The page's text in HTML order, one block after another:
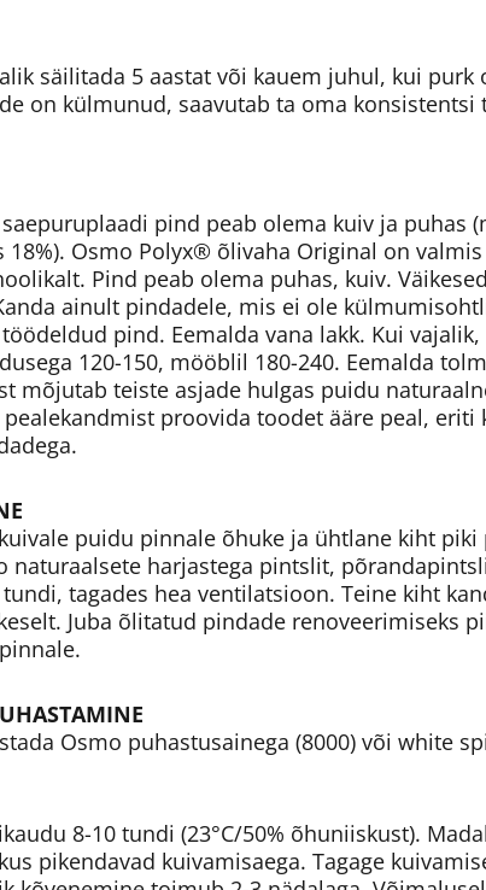
säilitada 5 aastat või kauem juhul, kui purk
on külmunud, saavutab ta oma
pind peab olema kuiv ja puhas
18%). Osmo Polyx® õlivaha Original on
Pind peab olema puhas, kuiv.
ainult pindadele, mis ei ole
pind. Eemalda vana lakk. Kui
120-150, mööblil 180-240. Eemalda
mõjutab teiste asjade hulgas puidu
proovida toodet ääre peal, eriti
puidu pinnale õhuke ja ühtlane kiht
naturaalsete harjastega pintslit,
tundi, tagades hea ventilatsioon. Teine kiht
Juba õlitatud pindade renoveerimiseks
Osmo puhastusainega (8000) või white
8-10 tundi (23°C/50% õhuniiskust).
pikendavad kuivamisaega. Tagage